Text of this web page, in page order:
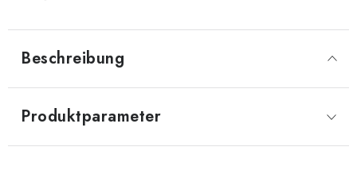
Beschreibung
Produktparameter